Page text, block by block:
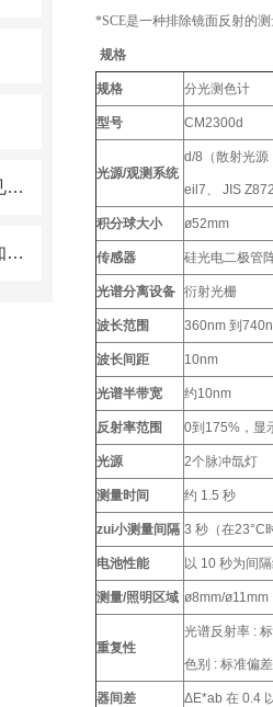
及时解决东京精密圆柱度仪的常见故障帮助企业确保产品质量
关于尘埃粒子计数器在使用时须知的注意事项
*SCE是一种排除镜面反射的
规格
规格 分光测色计
型号 CM2300d
光源/观测系统
d/8（散射光源
eil7、 JIS
积分球大小 ø52mm
传感器 硅光电二极管
光谱分离设备 衍射光栅
波长范围 360nm 到
波长间距 10nm
光谱半带宽 约10nm
反射率范围 0到175%，显
光源 2个脉冲氙灯
测量时间 约 1.5 秒
zui小测量间隔 3 秒（在23°C
电池性能 以 10 秒为间
测量/照明区域 ø8mm/ø11mm
重复性
光谱反射率 :
色别 : 标准偏
器间差 ΔΕ*ab 在 0.4